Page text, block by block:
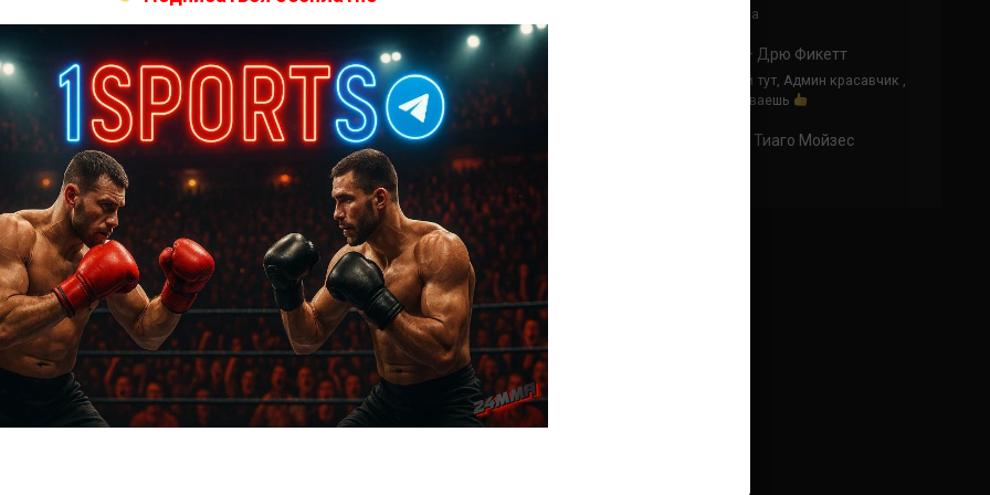
Далее
Колби Ковингтон — Ворли Алвес
Просто что за бой!! Два хищника
Джастин Гаетжи — Дрю Фикетт
Я часто оставляю комментарий тут, Админ красавчик ,
отдуши что вот так бои закидываешь
Бенуа Сен-Дени — Тиаго Мойзес